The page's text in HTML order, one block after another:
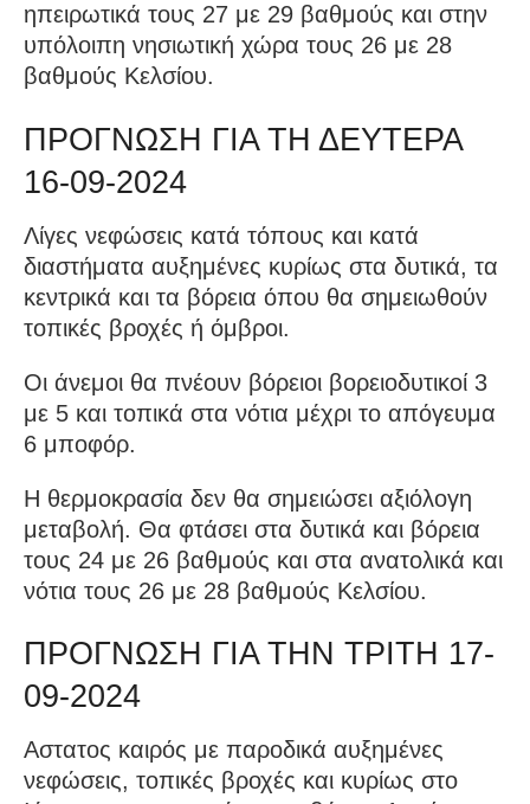
ηπειρωτικά τους 27 με 29 βαθμούς και στην
υπόλοιπη νησιωτική χώρα τους 26 με 28
βαθμούς Κελσίου.
ΠΡΟΓΝΩΣΗ ΓΙΑ ΤΗ ΔΕΥΤΕΡΑ
16-09-2024
Λίγες νεφώσεις κατά τόπους και κατά
διαστήματα αυξημένες κυρίως στα δυτικά, τα
κεντρικά και τα βόρεια όπου θα σημειωθούν
τοπικές βροχές ή όμβροι.
Οι άνεμοι θα πνέουν βόρειοι βορειοδυτικοί 3
με 5 και τοπικά στα νότια μέχρι το απόγευμα
6 μποφόρ.
Η θερμοκρασία δεν θα σημειώσει αξιόλογη
μεταβολή. Θα φτάσει στα δυτικά και βόρεια
τους 24 με 26 βαθμούς και στα ανατολικά και
νότια τους 26 με 28 βαθμούς Κελσίου.
ΠΡΟΓΝΩΣΗ ΓΙΑ ΤΗΝ ΤΡΙΤΗ 17-
09-2024
Αστατος καιρός με παροδικά αυξημένες
νεφώσεις, τοπικές βροχές και κυρίως στο